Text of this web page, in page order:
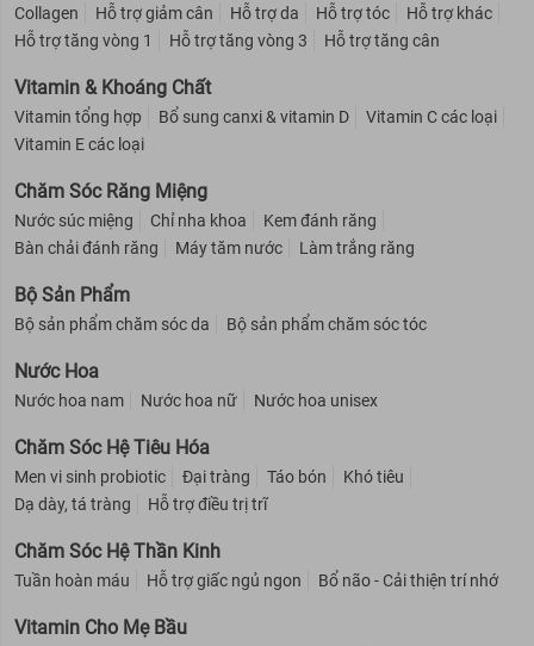
Collagen Hỗ trợ giảm cân Hỗ trợ da Hỗ trợ tóc
Hỗ trợ khác
Hỗ trợ tăng vòng 1
Hỗ trợ tăng vòng 3 Hỗ trợ tăng cân
Vitamin & Khoáng Chất
Vitamin tổng hợp Bổ sung canxi & vitamin D
Vitamin C các loại
Vitamin E các loại
Chăm Sóc Răng Miệng
Nước súc miệng Chỉ nha khoa
Kem đánh răng
Bàn chải đánh răng
Máy tăm nước Làm trắng răng
Bộ Sản Phẩm
Bộ sản phẩm chăm sóc da Bộ sản phẩm chăm sóc tóc
Nước Hoa
Nước hoa nam Nước hoa nữ Nước hoa unisex
Chăm Sóc Hệ Tiêu Hóa
Men vi sinh probiotic Đại tràng Táo bón
Khó tiêu
Dạ dày, tá tràng
Hỗ trợ điều trị trĩ
Chăm Sóc Hệ Thần Kinh
Tuần hoàn máu Hỗ trợ giấc ngủ ngon Bổ não - Cải thiện trí nhớ
Vitamin Cho Mẹ Bầu